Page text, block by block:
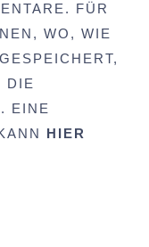
FÜR
WO, WIE
DIE
. EINE
HIER